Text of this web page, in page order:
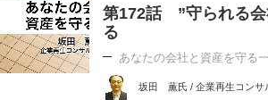
第172話 ”守られる会
る
あなたの会社と資産を守る
坂田 薫氏 / 企業再生コンサ